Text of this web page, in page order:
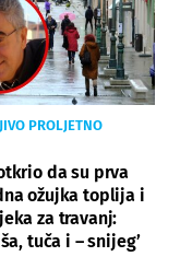
PROLJETNO
da su prva
ožujka toplija i
za travanj:
tuča i – snijeg’